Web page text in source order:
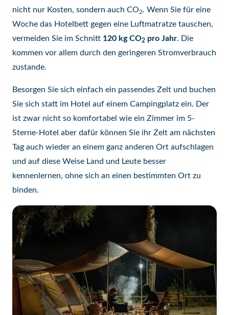
nicht nur Kosten, sondern auch CO2. Wenn Sie für eine
Woche das Hotelbett gegen eine Luftmatratze tauschen,
vermeiden Sie im Schnitt 120 kg CO2 pro Jahr. Die
kommen vor allem durch den geringeren Stromverbrauch
zustande.
Besorgen Sie sich einfach ein passendes Zelt und buchen
Sie sich statt im Hotel auf einem Campingplatz ein. Der
ist zwar nicht so komfortabel wie ein Zimmer im 5-
Sterne-Hotel aber dafür können Sie ihr Zelt am nächsten
Tag auch wieder an einem ganz anderen Ort aufschlagen
und auf diese Weise Land und Leute besser
kennenlernen, ohne sich an einen bestimmten Ort zu
binden.